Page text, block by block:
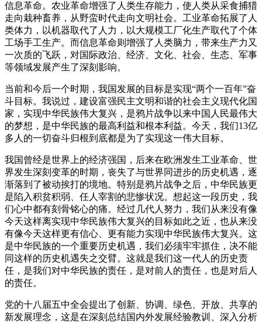
信息革命。农业革命增强了人类生存能力，使人类从采食捕猎
走向栽种畜养，从野蛮时代走向文明社会。工业革命拓展了人
类体力，以机器取代了人力，以大规模工厂化生产取代了个体
工场手工生产。而信息革命则增强了人类脑力，带来生产力又
一次质的飞跃，对国际政治、经济、文化、社会、生态、军事
等领域发展产生了深刻影响。
当前和今后一个时期，我国发展的目标是实现“两个一百年”奋
斗目标。我说过，建设富强民主文明和谐的社会主义现代化国
家，实现中华民族伟大复兴，是鸦片战争以来中国人民最伟大
的梦想，是中华民族的最高利益和根本利益。今天，我们13亿
多人的一切奋斗归根到底都是为了实现这一伟大目标。
我国曾经是世界上的经济强国，后来在欧洲发生工业革命、世
界发生深刻变革的时期，丧失了与世界同进步的历史机遇，逐
渐落到了被动挨打的境地。特别是鸦片战争之后，中华民族更
是陷入积贫积弱、任人宰割的悲惨状况。想起这一段历史，我
们心中都有刻骨铭心的痛。经过几代人努力，我们从来没有像
今天这样离实现中华民族伟大复兴的目标如此之近，也从来没
有像今天这样更有信心、更有能力实现中华民族伟大复兴。这
是中华民族的一个重要历史机遇，我们必须牢牢抓住，决不能
同这样的历史机遇失之交臂。这就是我们这一代人的历史责
任，是我们对中华民族的责任，是对前人的责任，也是对后人
的责任。
党的十八届五中全会提出了创新、协调、绿色、开放、共享的
新发展理念，这是在深刻总结国内外发展经验教训、深入分析